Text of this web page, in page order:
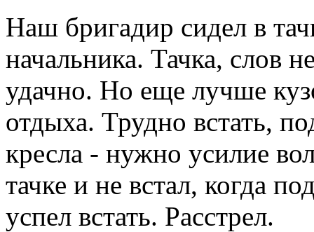
Наш бригадир сидел в
начальника. Тачка, слов
удачно. Но еще лучше
отдыха. Трудно встать,
кресла - нужно усилие
тачке и не встал, когда
успел встать. Расстрел.